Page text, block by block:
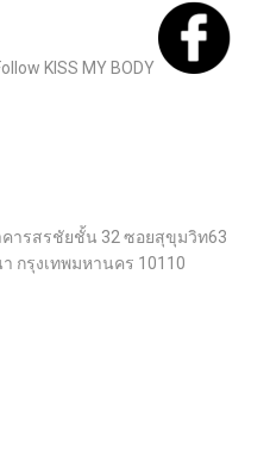
KISS MY BODY
คารสรชัยชั้น 32 ซอยสุขุมวิท63
กรุงเทพมหานคร 10110